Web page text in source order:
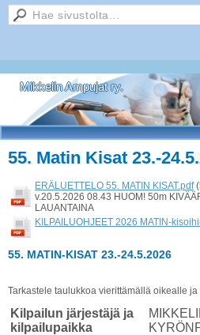
Mikkelin Ampujat ry.
55. Matin Kisat 23.-
ERÄLUETTELO 55. MATIN KISAT.pdf
v.20.5.2026 08.43 HUOM! 50m
LAUANTAINA
KILPAILUOHJEET 2026 MATIN-
55. MATIN-KISAT 23.-24.5.2026
Tarkastele taulukkoa vierittämällä oikealle
Kilpailun järjestäjä ja
kilpailupaikka